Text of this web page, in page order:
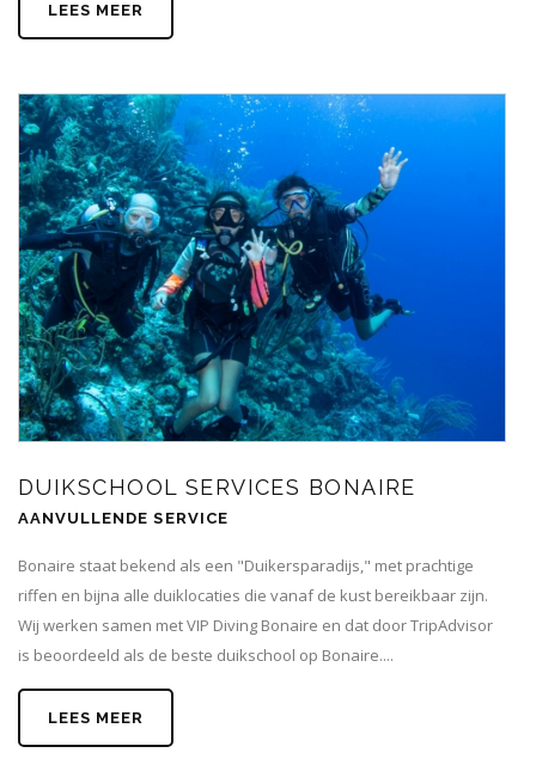
LEES MEER
DUIKSCHOOL SERVICES BONAIRE
AANVULLENDE SERVICE
Bonaire staat bekend als een "Duikersparadijs," met prachtige
riffen en bijna alle duiklocaties die vanaf de kust bereikbaar zijn.
Wij werken samen met VIP Diving Bonaire en dat door TripAdvisor
is beoordeeld als de beste duikschool op Bonaire....
LEES MEER